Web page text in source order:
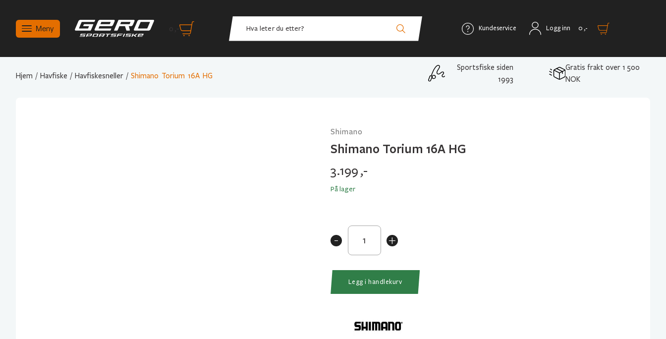
Meny Kundeservice Logg inn 0 ,-
Hjem / Havfiske / Havfiskesneller / Shimano Torium 16A HG
Sportsfiske siden
1993
Gratis frakt over 1 500
NOK
Shimano
Shimano Torium 16A HG
3.199,-
På lager
+
Shimano
Torium
16A
antall
-
Legg i handlekurv